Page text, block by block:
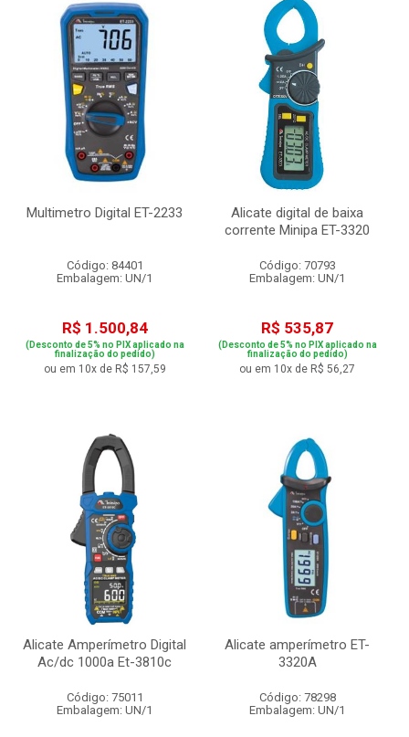
Multimetro Digital ET-2233
Código: 84401
Embalagem: UN/1
R$ 1.500,84
(Desconto de 5% no PIX aplicado na
finalização do pedido)
ou em 10x de R$ 157,59
Alicate digital de baixa
corrente Minipa ET-3320
Código: 70793
Embalagem: UN/1
R$ 535,87
(Desconto de 5% no PIX aplicado na
finalização do pedido)
ou em 10x de R$ 56,27
Alicate Amperímetro Digital
Ac/dc 1000a Et-3810c
Código: 75011
Embalagem: UN/1
Alicate amperímetro ET-
3320A
Código: 78298
Embalagem: UN/1